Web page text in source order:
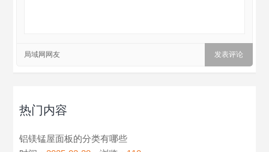
局域网网友
热门内容
铝镁锰屋面板的分类有哪些